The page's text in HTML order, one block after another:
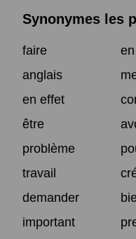
Synonymes les
faire
anglais
en effet
être
problème
travail
demander
important